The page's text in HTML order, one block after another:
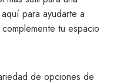
para ayudarte a
tu espacio
de opciones de